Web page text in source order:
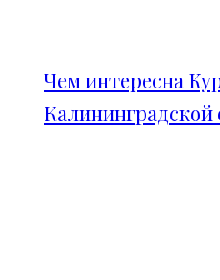
Чем интересна
Калининградской